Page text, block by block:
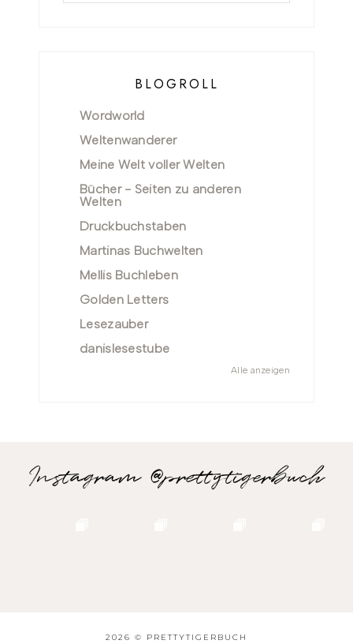
BLOGROLL
Wordworld
Weltenwanderer
Meine Welt voller Welten
Bücher - Seiten zu anderen
Welten
Druckbuchstaben
Martinas Buchwelten
Mellis Buchleben
Golden Letters
Lesezauber
danislesestube
Alle anzeigen
Instagram @prettytigerbuch
2026 © PRETTYTIGERBUCH